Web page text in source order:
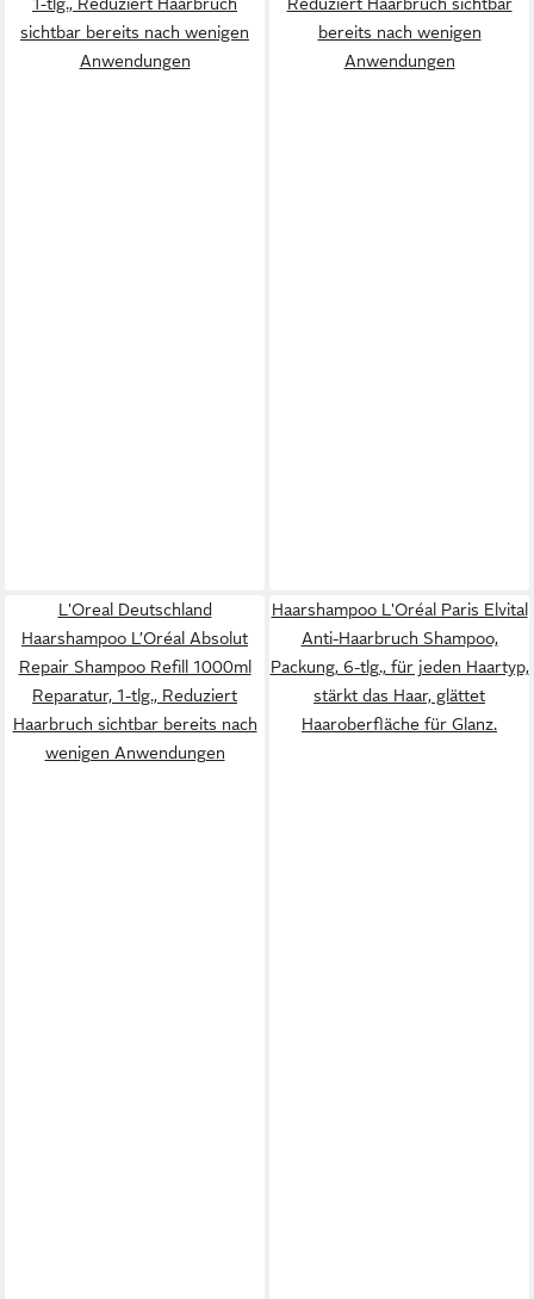
sichtbar bereits nach wenigen
Anwendungen
bereits nach wenigen
Anwendungen
L'Oreal Deutschland
Haarshampoo L’Oréal Absolut
Repair Shampoo Refill 1000ml
Reparatur, 1-tlg., Reduziert
Haarbruch sichtbar bereits nach
wenigen Anwendungen
Haarshampoo L'Oréal Paris Elvital
Anti-Haarbruch Shampoo,
Packung, 6-tlg., für jeden Haartyp,
stärkt das Haar, glättet
Haaroberfläche für Glanz.